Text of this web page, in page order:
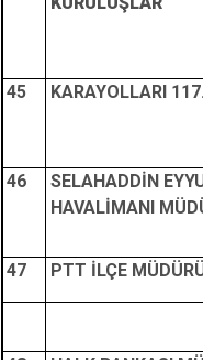
45 KARAYOLLARI
46
SELAHADDİN
HAVALİMANI
47 PTT İLÇE